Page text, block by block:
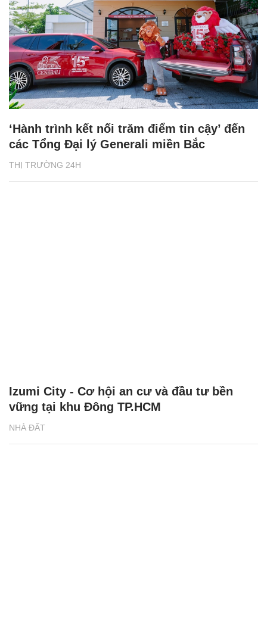
THỊ TRƯỜNG 24H
‘Hành trình kết nối trăm điểm tin cậy’ đến
các Tổng Đại lý Generali miền Bắc
NHÀ ĐẤT
Izumi City - Cơ hội an cư và đầu tư bền
vững tại khu Đông TP.HCM